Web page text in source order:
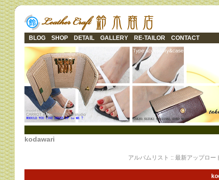
BLOG SHOP DETAIL GALLERY RE-TAILOR CONTACT
kodawari
アルバムリスト :: 最新アップロー